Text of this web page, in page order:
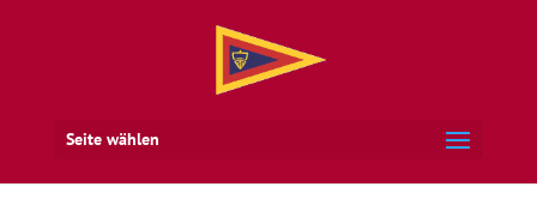
Seite wählen